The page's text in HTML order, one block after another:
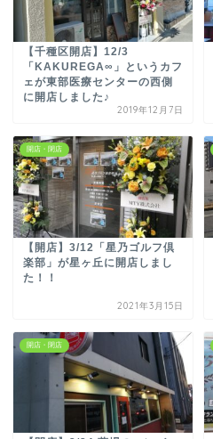
【千種区開店】12/3
「KAKUREGA∞」というカフ
ェが東部医療センターの西側
に開店しました♪
2019年12月7日
開店・閉店
【開店】3/12「星乃ゴルフ倶
楽部」が星ヶ丘に開店しまし
た！！
2021年3月15日
開店・閉店